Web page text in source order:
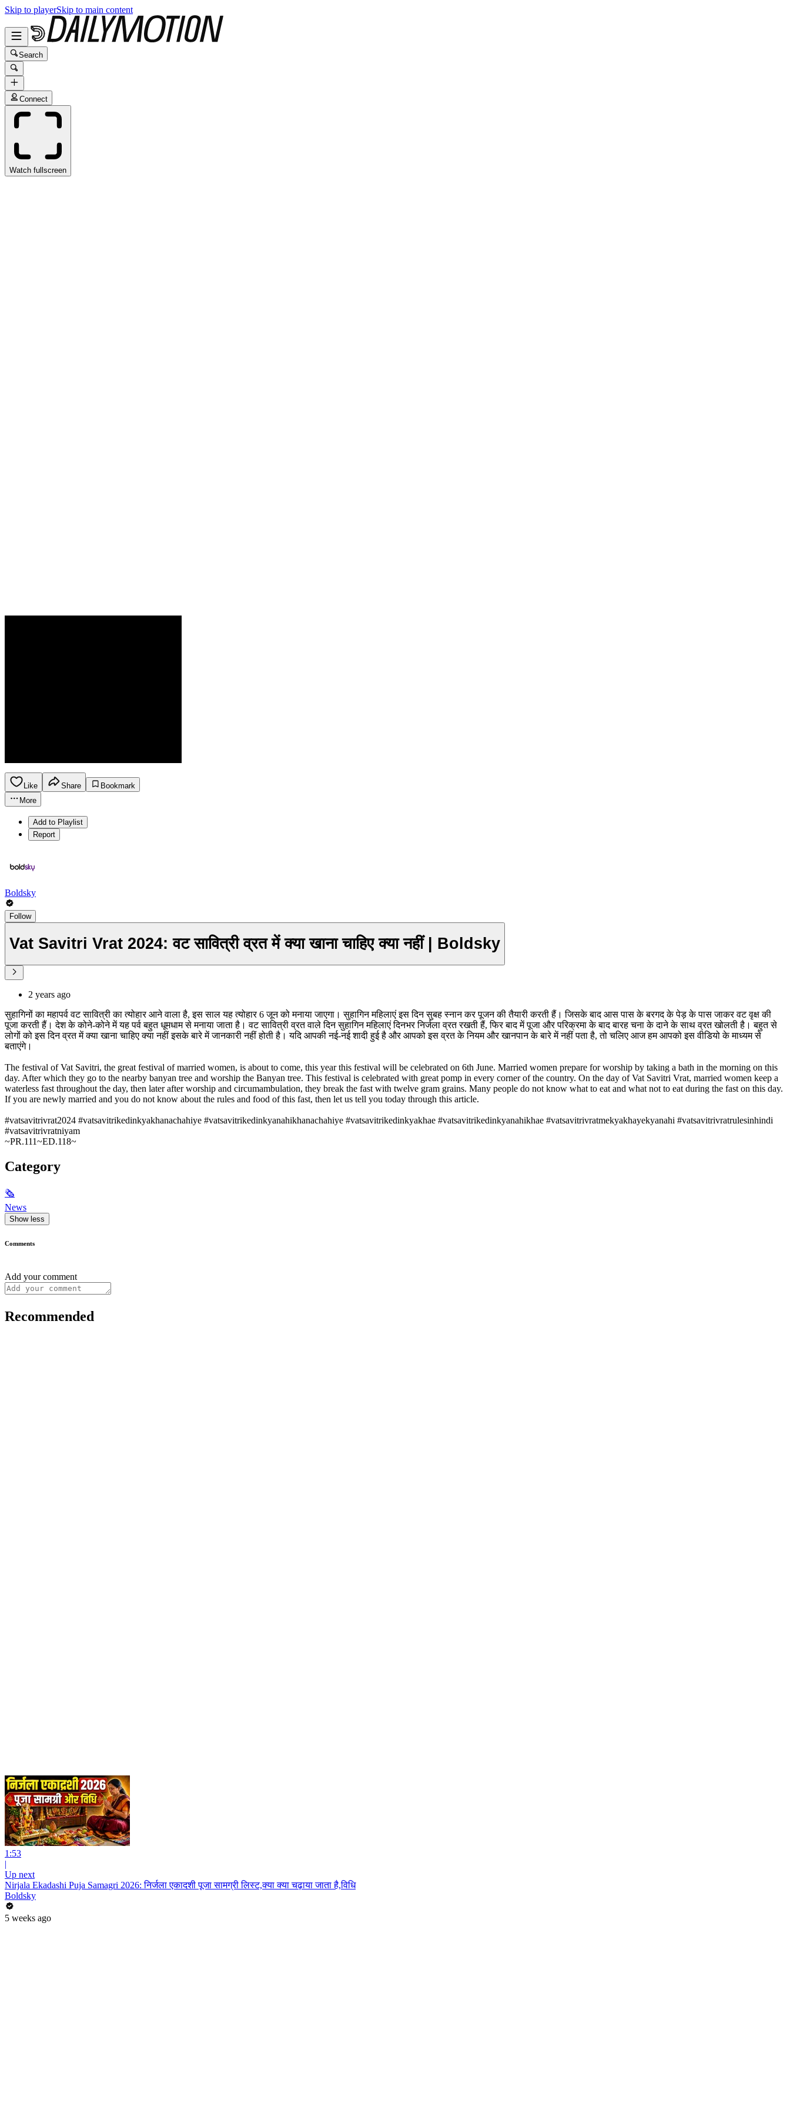
Skip to playerSkip to main content
Search
Connect
Watch fullscreen
Like Share
Bookmark
More
Add to Playlist
Report
Boldsky
Follow
Vat Savitri Vrat 2024: वट सावित्री व्रत में क्या खाना चाहिए क्या नहीं | Boldsky
2 years ago
सुहागिनों का महापर्व वट सावित्री का त्योहार आने वाला है, इस साल यह त्योहार 6 जून को मनाया जाएगा। सुहागिन महिलाएं इस दिन सुबह स्नान कर पूजन की तैयारी करती हैं। जिसके बाद आस पास के बरगद के पेड़ के पास जाकर वट वृक्ष की
पूजा करती हैं। देश के कोने-कोने में यह पर्व बहुत धूमधाम से मनाया जाता है। वट सावित्री व्रत वाले दिन सुहागिन महिलाएं दिनभर निर्जला व्रत रखती हैं, फिर बाद में पूजा और परिक्रमा के बाद बारह चना के दाने के साथ व्रत खोलती है। बहुत से
लोगों को इस दिन व्रत में क्या खाना चाहिए क्या नहीं इसके बारे में जानकारी नहीं होती है। यदि आपकी नई-नई शादी हुई है और आपको इस व्रत के नियम और खानपान के बारे में नहीं पता है, तो चलिए आज हम आपको इस वीडियो के माध्यम से
बताएंगे।
The festival of Vat Savitri, the great festival of married women, is about to come, this year this festival will be celebrated on 6th June. Married women prepare for worship by taking a bath in the morning on this
day. After which they go to the nearby banyan tree and worship the Banyan tree. This festival is celebrated with great pomp in every corner of the country. On the day of Vat Savitri Vrat, married women keep a
waterless fast throughout the day, then later after worship and circumambulation, they break the fast with twelve gram grains. Many people do not know what to eat and what not to eat during the fast on this day.
If you are newly married and you do not know about the rules and food of this fast, then let us tell you today through this article.
#vatsavitrivrat2024 #vatsavitrikedinkyakhanachahiye #vatsavitrikedinkyanahikhanachahiye #vatsavitrikedinkyakhae #vatsavitrikedinkyanahikhae #vatsavitrivratmekyakhayekyanahi #vatsavitrivratrulesinhindi
#vatsavitrivratniyam
~PR.111~ED.118~
Category
🗞
News
Show less
Comments
Add your comment
Recommended
1:53
|
Up next
Nirjala Ekadashi Puja Samagri 2026: निर्जला एकादशी पूजा सामग्री लिस्ट,क्या क्या चढ़ाया जाता है,विधि
Boldsky
5 weeks ago